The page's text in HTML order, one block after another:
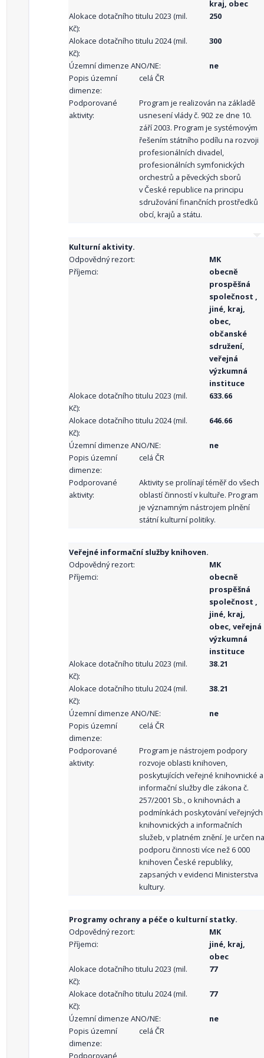
kraj, obec
Alokace dotačního titulu 2023 (mil.
Kč):
250
Alokace dotačního titulu 2024 (mil.
Kč):
300
Územní dimenze ANO/NE:
ne
Popis územní
dimenze:
celá ČR
Podporované
aktivity:
Program je realizován na základě
usnesení vlády č. 902 ze dne 10.
září 2003. Program je systémovým
řešením státního podílu na rozvoji
profesionálních divadel,
profesionálních symfonických
orchestrů a pěveckých sborů
v České republice na principu
sdružování finančních prostředků
obcí, krajů a státu.
Kulturní aktivity.
Odpovědný rezort:
MK
Příjemci:
obecně
prospěšná
společnost ,
jiné, kraj,
obec,
občanské
sdružení,
veřejná
výzkumná
instituce
Alokace dotačního titulu 2023 (mil.
Kč):
633.66
Alokace dotačního titulu 2024 (mil.
Kč):
646.66
Územní dimenze ANO/NE:
ne
Popis územní
dimenze:
celá ČR
Podporované
aktivity:
Aktivity se prolínají téměř do všech
oblastí činností v kultuře. Program
je významným nástrojem plnění
státní kulturní politiky.
Veřejné informační služby knihoven.
Odpovědný rezort:
MK
Příjemci:
obecně
prospěšná
společnost ,
jiné, kraj,
obec, veřejná
výzkumná
instituce
Alokace dotačního titulu 2023 (mil.
Kč):
38.21
Alokace dotačního titulu 2024 (mil.
Kč):
38.21
Územní dimenze ANO/NE:
ne
Popis územní
dimenze:
celá ČR
Podporované
aktivity:
Program je nástrojem podpory
rozvoje oblasti knihoven,
poskytujících veřejné knihovnické a
informační služby dle zákona č.
257/2001 Sb., o knihovnách a
podmínkách poskytování veřejných
knihovnických a informačních
služeb, v platném znění. Je určen na
podporu činnosti více než 6 000
knihoven České republiky,
zapsaných v evidenci Ministerstva
kultury.
Programy ochrany a péče o kulturní statky.
Odpovědný rezort:
MK
Příjemci:
jiné, kraj,
obec
Alokace dotačního titulu 2023 (mil.
Kč):
77
Alokace dotačního titulu 2024 (mil.
Kč):
77
Územní dimenze ANO/NE:
ne
Popis územní
dimenze:
celá ČR
Podporované